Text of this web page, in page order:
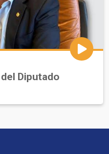
Diputado